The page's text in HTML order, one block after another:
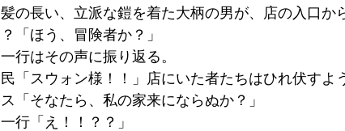
髪の長い、立派な鎧を着た大柄の男が、店の入口か
？「ほう、冒険者か？」
一行はその声に振り返る。
民「スウォン様！！」店にいた者たちはひれ伏すよ
ス「そなたら、私の家来にならぬか？」
一行「え！！？？」